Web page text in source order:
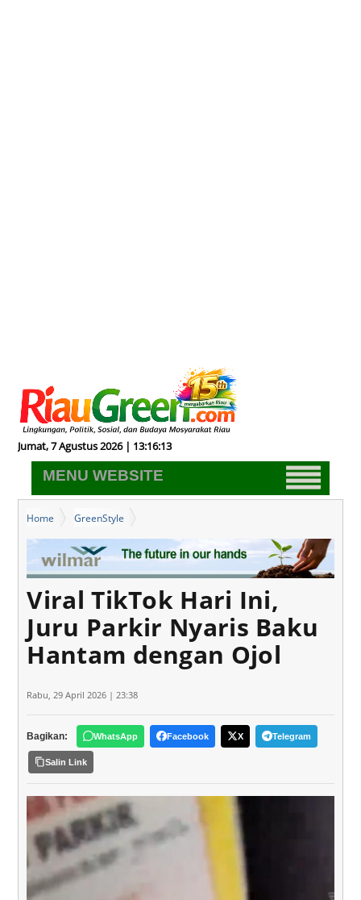
Jumat, 7 Agustus 2026 | 13:16:14
MENU WEBSITE
Home
GreenStyle
Viral TikTok Hari Ini, Juru Parkir Nyaris Baku Hantam dengan Ojol
Viral TikTok Hari Ini,
Juru Parkir Nyaris Baku
Hantam dengan Ojol
Rabu, 29 April 2026 | 23:38
Bagikan: WhatsApp Facebook X Telegram
Salin Link